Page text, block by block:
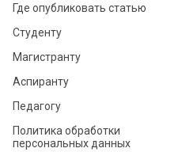
Где опубликовать статью
Студенту
Магистранту
Аспиранту
Педагогу
Политика обработки
персональных данных